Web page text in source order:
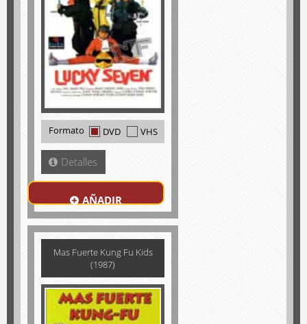
Formato DVD VHS
Detalles
AÑADIR
Mas Fuerte Kung Fu Kids
(1987)